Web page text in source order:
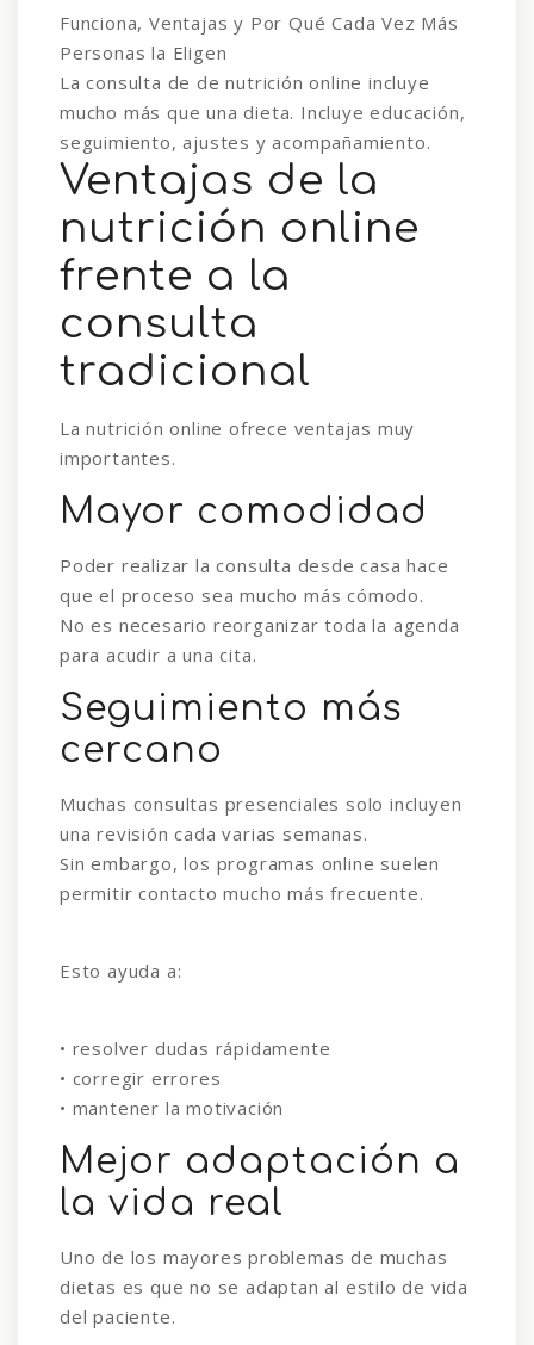
La consulta de de nutrición online incluye
mucho más que una dieta. Incluye educación,
seguimiento, ajustes y acompañamiento.
Ventajas de la
nutrición online
frente a la
consulta
tradicional
La nutrición online ofrece ventajas muy
importantes.
Mayor comodidad
Poder realizar la consulta desde casa hace
que el proceso sea mucho más cómodo.
No es necesario reorganizar toda la agenda
para acudir a una cita.
Seguimiento más
cercano
Muchas consultas presenciales solo incluyen
una revisión cada varias semanas.
Sin embargo, los programas online suelen
permitir contacto mucho más frecuente.
Esto ayuda a:
• resolver dudas rápidamente
• corregir errores
• mantener la motivación
Mejor adaptación a
la vida real
Uno de los mayores problemas de muchas
dietas es que no se adaptan al estilo de vida
del paciente.